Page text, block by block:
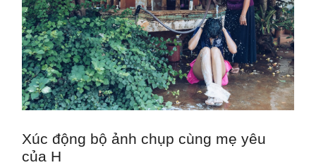
Xúc động bộ ảnh chụp cùng mẹ yêu
của H